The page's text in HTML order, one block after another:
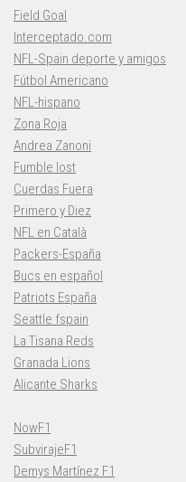
Field Goal
Interceptado.com
NFL-Spain deporte y amigos
Fútbol Americano
NFL-hispano
Zona Roja
Andrea Zanoni
Fumble lost
Cuerdas Fuera
Primero y Diez
NFL en Català
Packers-España
Bucs en español
Patriots España
Seattle fspain
La Tisana Reds
Granada Lions
Alicante Sharks
NowF1
SubvirajeF1
Demys Martínez F1